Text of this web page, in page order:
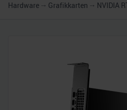
Hardware Grafikkarten NVIDIA